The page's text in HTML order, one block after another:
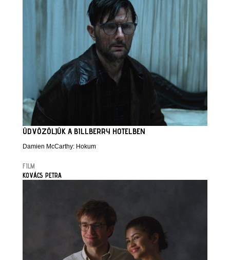
ÜDVÖZÖLJÜK A BILLBERRY HOTELBEN
Damien McCarthy: Hokum
FILM
KOVÁCS PETRA